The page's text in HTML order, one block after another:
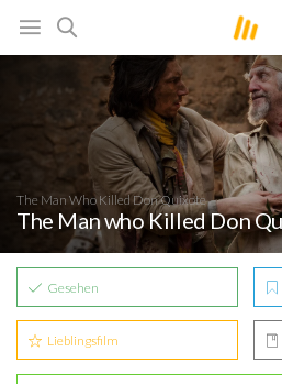
The Man Who Killed Don Quixote
The Man who Killed Don
Gesehen
Lieblingsfilm